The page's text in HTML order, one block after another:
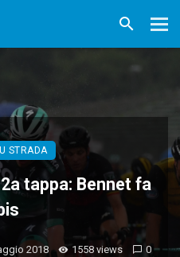
STRADA
tappa: Bennet fa
2018 1558 views 0